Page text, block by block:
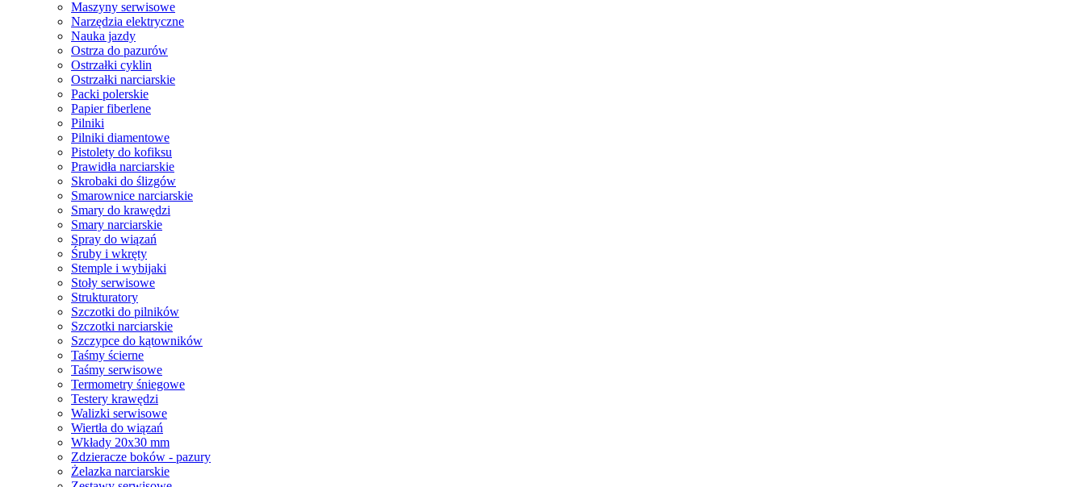
Maszyny serwisowe
Narzędzia elektryczne
Nauka jazdy
Ostrza do pazurów
Ostrzałki cyklin
Ostrzałki narciarskie
Packi polerskie
Papier fiberlene
Pilniki
Pilniki diamentowe
Pistolety do kofiksu
Prawidła narciarskie
Skrobaki do ślizgów
Smarownice narciarskie
Smary do krawędzi
Smary narciarskie
Spray do wiązań
Śruby i wkręty
Stemple i wybijaki
Stoły serwisowe
Strukturatory
Szczotki do pilników
Szczotki narciarskie
Szczypce do kątowników
Taśmy ścierne
Taśmy serwisowe
Termometry śniegowe
Testery krawędzi
Walizki serwisowe
Wiertła do wiązań
Wkłady 20x30 mm
Zdzieracze boków - pazury
Żelazka narciarskie